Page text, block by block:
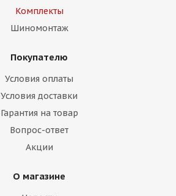
Комплекты
Шиномонтаж
Покупателю
Условия оплаты
Условия доставки
Гарантия на товар
Вопрос-ответ
Акции
О магазине